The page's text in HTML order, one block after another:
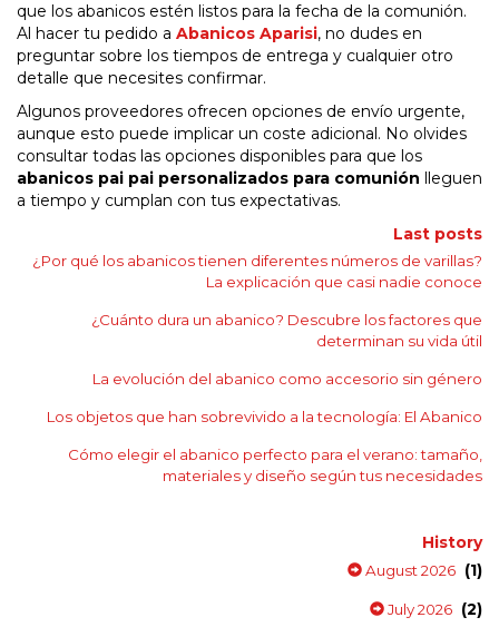
que los abanicos estén listos para la fecha de la comunión.
Al hacer tu pedido a Abanicos Aparisi, no dudes en
preguntar sobre los tiempos de entrega y cualquier otro
detalle que necesites confirmar.
Algunos proveedores ofrecen opciones de envío urgente,
aunque esto puede implicar un coste adicional. No olvides
consultar todas las opciones disponibles para que los
abanicos pai pai personalizados para comunión lleguen
a tiempo y cumplan con tus expectativas.
Last posts
¿Por qué los abanicos tienen diferentes números de varillas?
La explicación que casi nadie conoce
¿Cuánto dura un abanico? Descubre los factores que
determinan su vida útil
La evolución del abanico como accesorio sin género
Los objetos que han sobrevivido a la tecnología: El Abanico
Cómo elegir el abanico perfecto para el verano: tamaño,
materiales y diseño según tus necesidades
History
August 2026 (1)
July 2026 (2)